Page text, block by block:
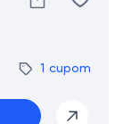
1 cupom